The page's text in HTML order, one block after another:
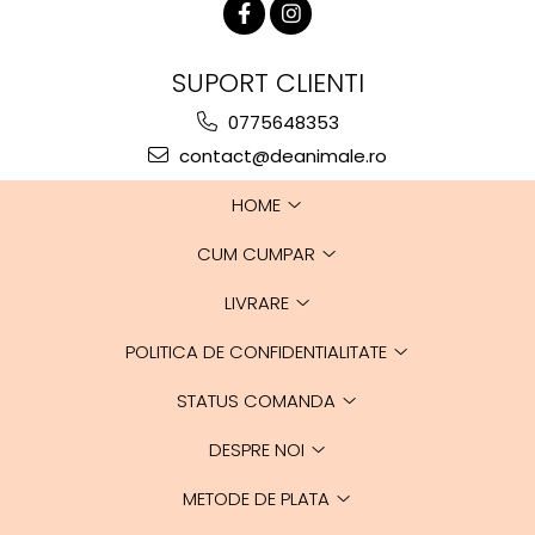
Sulfat de condroitină
100 mg
Sulfat manganos
Mangan
31,8 mg
Acid hialuronic
Constituenți analitici
SUPORT CLIENTI
0775648353
contact@deanimale.ro
HOME
CUM CUMPAR
LIVRARE
POLITICA DE CONFIDENTIALITATE
STATUS COMANDA
DESPRE NOI
METODE DE PLATA